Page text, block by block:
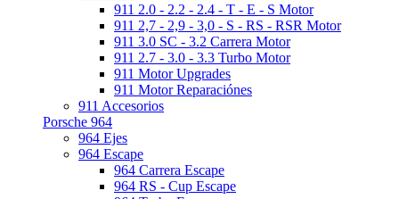
911 2.0 - 2.2 - 2.4 - T - E - S Motor
911 2,7 - 2,9 - 3,0 - S - RS - RSR Motor
911 3.0 SC - 3.2 Carrera Motor
911 2.7 - 3.0 - 3.3 Turbo Motor
911 Motor Upgrades
911 Motor Reparaciónes
911 Accesorios
Porsche 964
964 Ejes
964 Escape
964 Carrera Escape
964 RS - Cup Escape